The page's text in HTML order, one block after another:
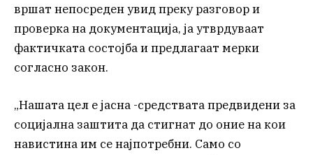
вршат непосреден увид преку разговор и
проверка на документација, ја утврдуваат
фактичката состојба и предлагаат мерки
согласно закон.
„Нашата цел е јасна -средствата предвидени за
социјална заштита да стигнат до оние на кои
навистина им се најпотребни. Само со